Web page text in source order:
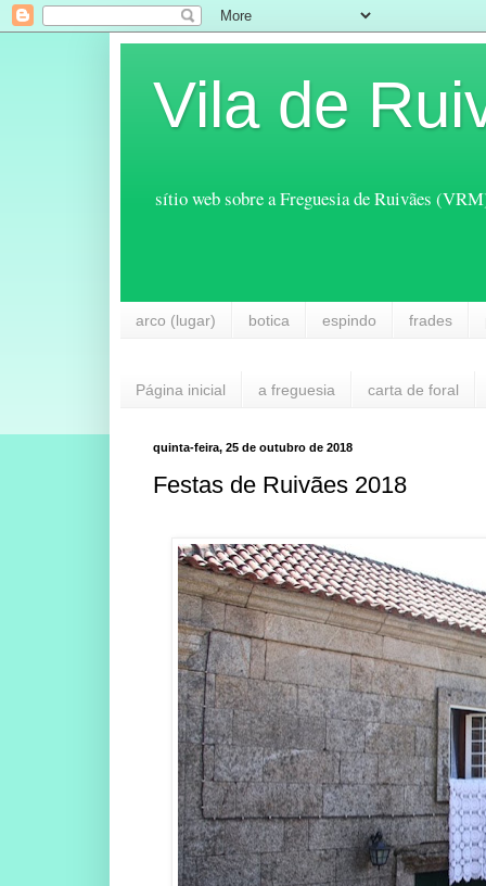
Vila de
sítio web sobre a Freguesia de Ruivães
arco (lugar) botica espindo frades
Página inicial a freguesia carta de foral
quinta-feira, 25 de outubro de 2018
Festas de Ruivães 2018